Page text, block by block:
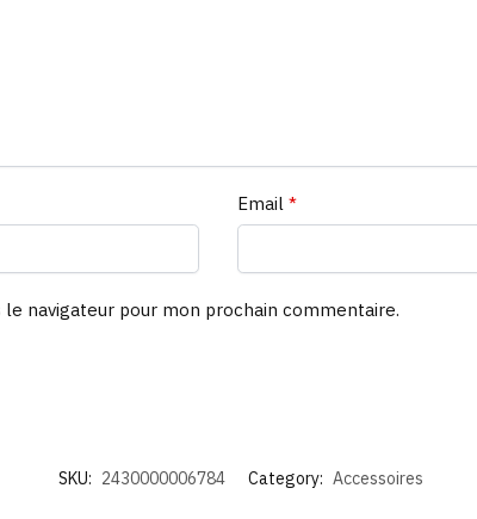
Email *
navigateur pour mon prochain commentaire.
SKU: 2430000006784 Category: Accessoires